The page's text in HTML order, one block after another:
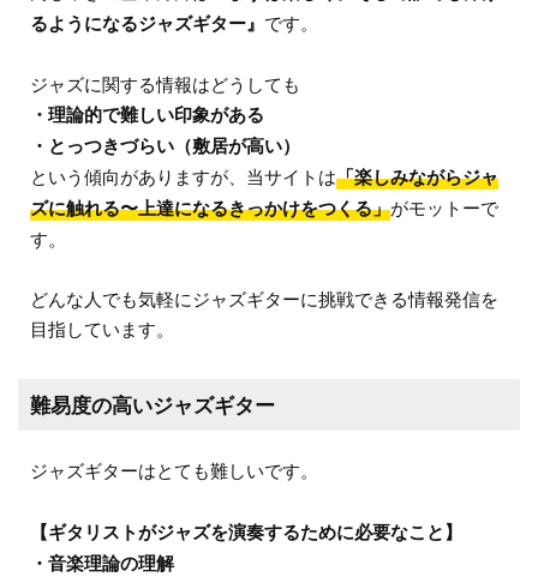
るようになるジャズギター』 です。
ジャズに関する情報はどうしても
・理論的で難しい印象がある
・とっつきづらい（敷居が高い）
という傾向がありますが、当サイトは「楽しみながらジャ
ズに触れる〜上達になるきっかけをつくる」がモットーで
す。
どんな人でも気軽にジャズギターに挑戦できる情報発信を
目指しています。
難易度の高いジャズギター
ジャズギターはとても難しいです。
【ギタリストがジャズを演奏するために必要なこと】
・音楽理論の理解